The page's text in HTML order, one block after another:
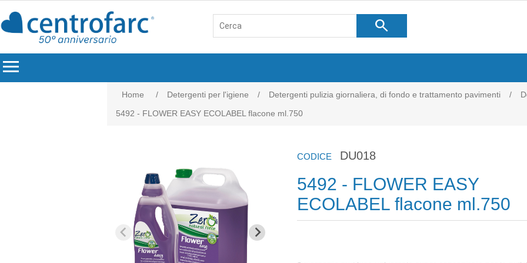
search
menu
Home / Detergenti per l'igiene / Detergenti pulizia giornaliera, di fondo e trattamento pavimenti /
5492 - FLOWER EASY ECOLABEL flacone ml.750
CODICE DU018
5492 - FLOWER EASY
ECOLABEL flacone ml.750